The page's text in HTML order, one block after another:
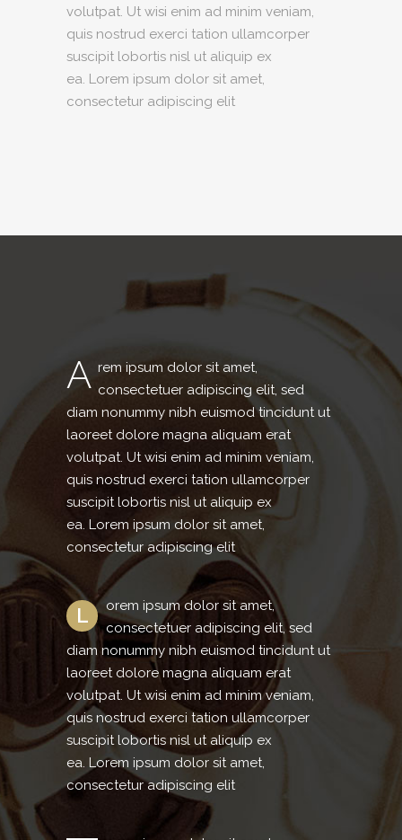
volutpat. Ut wisi enim ad minim veniam,
quis nostrud exerci tation ullamcorper
suscipit lobortis nisl ut aliquip ex
ea. Lorem ipsum dolor sit amet,
consectetur adipiscing elit
A rem ipsum dolor sit amet,
consectetuer adipiscing elit, sed
diam nonummy nibh euismod tincidunt ut
laoreet dolore magna aliquam erat
volutpat. Ut wisi enim ad minim veniam,
quis nostrud exerci tation ullamcorper
suscipit lobortis nisl ut aliquip ex
ea. Lorem ipsum dolor sit amet,
consectetur adipiscing elit
L
orem ipsum dolor sit amet,
consectetuer adipiscing elit, sed
diam nonummy nibh euismod tincidunt ut
laoreet dolore magna aliquam erat
volutpat. Ut wisi enim ad minim veniam,
quis nostrud exerci tation ullamcorper
suscipit lobortis nisl ut aliquip ex
ea. Lorem ipsum dolor sit amet,
consectetur adipiscing elit